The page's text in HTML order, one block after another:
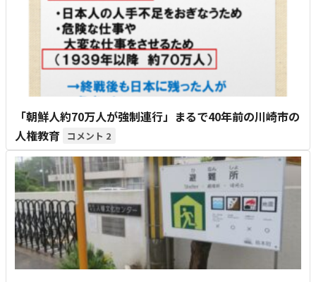
「朝鮮人約70万人が強制連行」まるで40年前の川崎市の
人権教育
2